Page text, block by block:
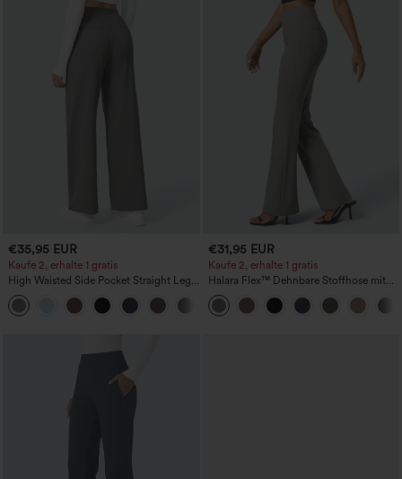
€35,95 EUR
Kaufe 2, erhalte 1 gratis
High Waisted Side Pocket Straight Leg
Work Pants
+23
€31,95 EUR
Kaufe 2, erhalte 1 gratis
Halara Flex™ Dehnbare Stoffhose mit
hohem Bund und Seitentasche hinten